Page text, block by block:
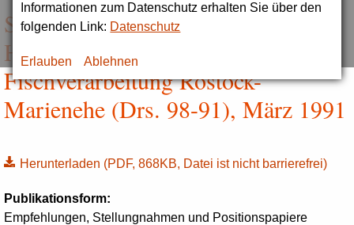
Informationen zum Datenschutz erhalten Sie über den
folgenden Link: Datenschutz
Erlauben Ablehnen
Stellungnahme zum Institut für
Hochseefischerei und
Fischverarbeitung Rostock-
Marienehe (Drs. 98-91), März 1991
Herunterladen (PDF, 868KB, Datei ist nicht barrierefrei)
Publikationsform:
Empfehlungen, Stellungnahmen und Positionspapiere